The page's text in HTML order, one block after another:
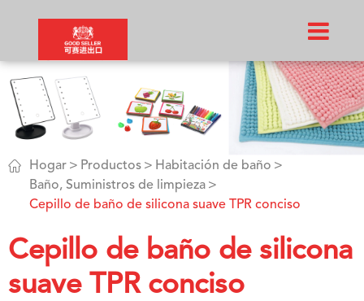
 Hogar Productos
Habitación de baño
Baño, Suministros de limpieza
Cepillo de baño de silicona suave TPR conciso
Cepillo de baño de silicona
suave TPR conciso